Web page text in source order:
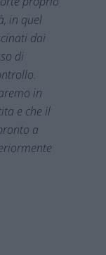
in quel
dai
di
in
e che il
a